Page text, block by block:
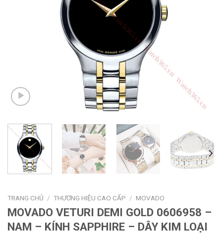
TRANG CHỦ / THƯƠNG HIỆU CAO CẤP / MOVADO
MOVADO VETURI DEMI GOLD 0606958 –
NAM – KÍNH SAPPHIRE – DÂY KIM LOẠI